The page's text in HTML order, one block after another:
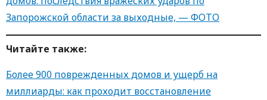
Запорожской области за выходные, — ФОТО
Читайте также:
Более 900 поврежденных домов и ущерб на
миллиарды: как проходит восстановление